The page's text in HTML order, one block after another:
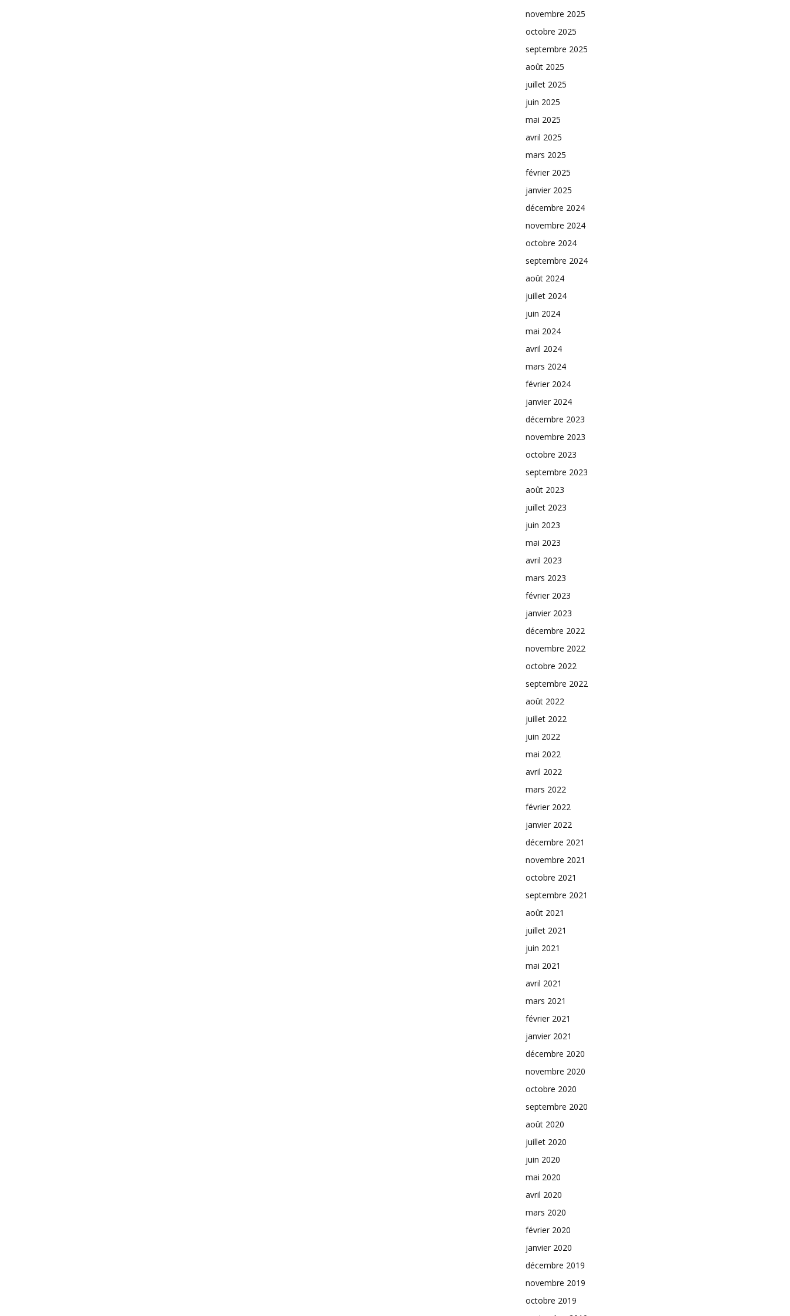
novembre 2025
octobre 2025
septembre 2025
août 2025
juillet 2025
juin 2025
mai 2025
avril 2025
mars 2025
février 2025
janvier 2025
décembre 2024
novembre 2024
octobre 2024
septembre 2024
août 2024
juillet 2024
juin 2024
mai 2024
avril 2024
mars 2024
février 2024
janvier 2024
décembre 2023
novembre 2023
octobre 2023
septembre 2023
août 2023
juillet 2023
juin 2023
mai 2023
avril 2023
mars 2023
février 2023
janvier 2023
décembre 2022
novembre 2022
octobre 2022
septembre 2022
août 2022
juillet 2022
juin 2022
mai 2022
avril 2022
mars 2022
février 2022
janvier 2022
décembre 2021
novembre 2021
octobre 2021
septembre 2021
août 2021
juillet 2021
juin 2021
mai 2021
avril 2021
mars 2021
février 2021
janvier 2021
décembre 2020
novembre 2020
octobre 2020
septembre 2020
août 2020
juillet 2020
juin 2020
mai 2020
avril 2020
mars 2020
février 2020
janvier 2020
décembre 2019
novembre 2019
octobre 2019